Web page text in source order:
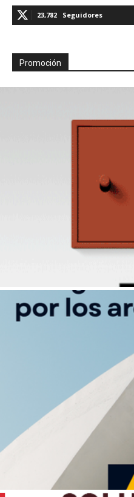
23,782 Seguidores
Promoción